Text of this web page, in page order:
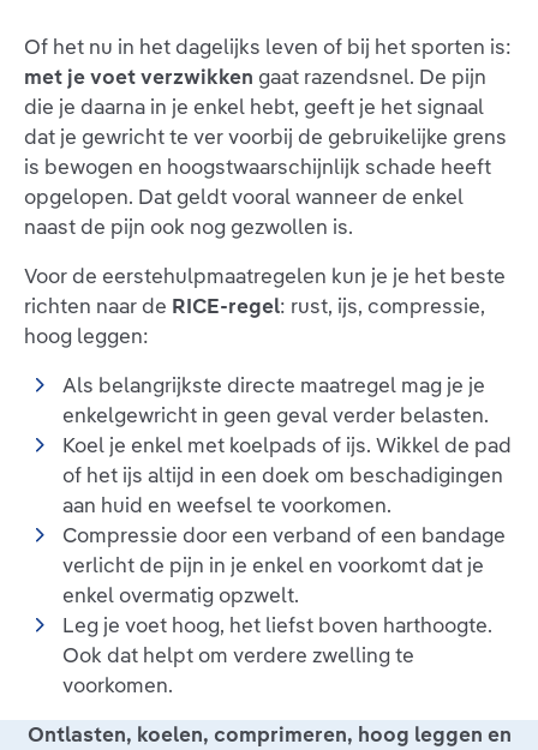
Of het nu in het dagelijks leven of bij het sporten is:
met je voet verzwikken gaat razendsnel. De pijn
die je daarna in je enkel hebt, geeft je het signaal
dat je gewricht te ver voorbij de gebruikelijke grens
is bewogen en hoogstwaarschijnlijk schade heeft
opgelopen. Dat geldt vooral wanneer de enkel
naast de pijn ook nog gezwollen is.
Voor de eerstehulpmaatregelen kun je je het beste
richten naar de RICE-regel: rust, ijs, compressie,
hoog leggen:
Als belangrijkste directe maatregel mag je je
enkelgewricht in geen geval verder belasten.
Koel je enkel met koelpads of ijs. Wikkel de pad
of het ijs altijd in een doek om beschadigingen
aan huid en weefsel te voorkomen.
Compressie door een verband of een bandage
verlicht de pijn in je enkel en voorkomt dat je
enkel overmatig opzwelt.
Leg je voet hoog, het liefst boven harthoogte.
Ook dat helpt om verdere zwelling te
voorkomen.
Ontlasten, koelen, comprimeren, hoog leggen en